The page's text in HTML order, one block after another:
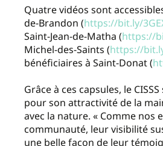
Quatre vidéos sont
de-Brandon (https://bit.ly/
Saint-Jean-de-Matha (https://
Michel-des-Saints (https://
bénéficiaires à Saint-Donat (
Grâce à ces capsules, le
pour son attractivité de la
avec la nature. « Comme nos
communauté, leur visibilité
une belle façon de leur